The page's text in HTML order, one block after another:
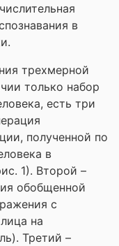
в
трехмерной
только набор
есть три
полученной по
в
1). Второй –
обобщенной
с
на
Третий –